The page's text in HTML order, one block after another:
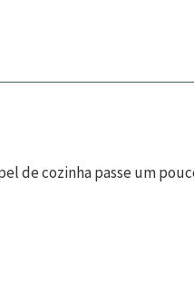
de cozinha passe um